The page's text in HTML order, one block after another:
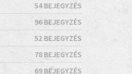
54 BEJEGYZÉS
96 BEJEGYZÉS
52 BEJEGYZÉS
78 BEJEGYZÉS
69 BEJEGYZÉS